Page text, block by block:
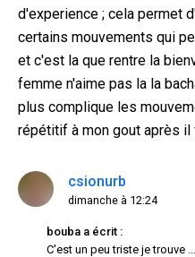
d'experience ; cela permet
certains mouvements qui
et c'est la que rentre la
femme n'aime pas la la
plus complique les
répétitif à mon gout après
csionurb
dimanche à 12:24
bouba a écrit :
C'est un peu triste je trouve ...